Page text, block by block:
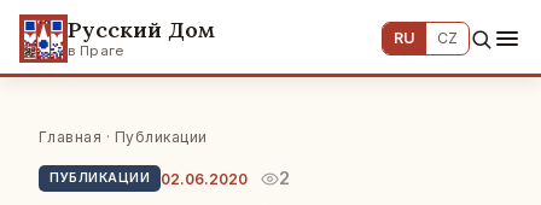
Русский Дом
в Праге
RU CZ
Главная · Публикации
ПУБЛИКАЦИИ 02.06.2020 2